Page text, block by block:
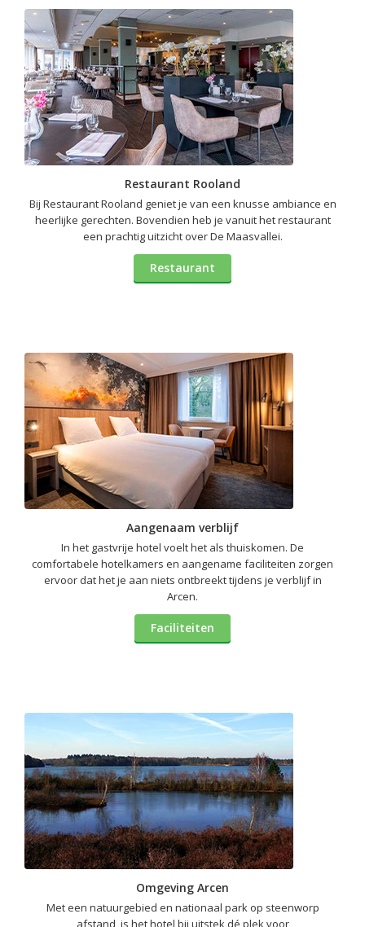
Restaurant Rooland
Bij Restaurant Rooland geniet je van een knusse ambiance en
heerlijke gerechten. Bovendien heb je vanuit het restaurant
een prachtig uitzicht over De Maasvallei.
Restaurant
Aangenaam verblijf
In het gastvrije hotel voelt het als thuiskomen. De
comfortabele hotelkamers en aangename faciliteiten zorgen
ervoor dat het je aan niets ontbreekt tijdens je verblijf in
Arcen.
Faciliteiten
Omgeving Arcen
Met een natuurgebied en nationaal park op steenworp
afstand, is het hotel bij uitstek dé plek voor